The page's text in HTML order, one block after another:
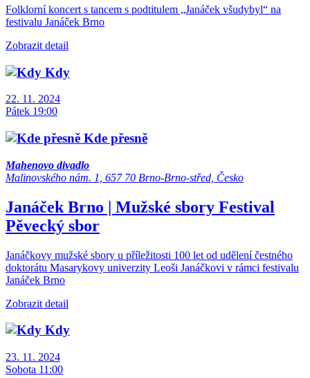
Folklorní koncert s tancem s podtitulem „Janáček všudybyl“ na
festivalu Janáček Brno
Zobrazit detail
Kdy
22. 11. 2024
Pátek 19:00
Kde přesně
Mahenovo divadlo
Malinovského nám. 1, 657 70 Brno-Brno-střed, Česko
Janáček Brno | Mužské sbory Festival
Pěvecký sbor
Janáčkovy mužské sbory u příležitosti 100 let od udělení čestného
doktorátu Masarykovy univerzity Leoši Janáčkovi v rámci festivalu
Janáček Brno
Zobrazit detail
Kdy
23. 11. 2024
Sobota 11:00